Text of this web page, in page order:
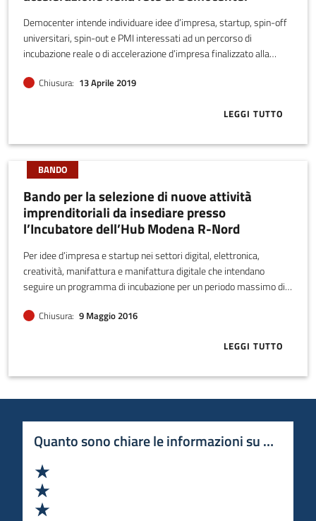
Democenter intende individuare idee d’impresa, startup, spin-off
universitari, spin-out e PMI interessati ad un percorso di
incubazione reale o di accelerazione d’impresa finalizzato alla
Chiusura 13 Aprile 2019
LEGGI TUTTO
ABOUT
BANDO
Bando per la selezione di nuove attività
imprenditoriali da insediare presso
l’Incubatore dell’Hub Modena R-Nord
Per idee d’impresa e startup nei settori digital, elettronica,
creatività, manifattura e manifattura digitale che intendano
seguire un programma di incubazione per un periodo massimo di
mercato.
Chiusura 9 Maggio 2016
LEGGI TUTTO
ABOUT
Quanto sono chiare le informazioni su questa